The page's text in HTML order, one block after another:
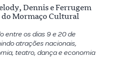
Dennis e Ferrugem
Mormaço Cultural
entre os dias 9 e 20 de
atrações nacionais,
teatro, dança e economia